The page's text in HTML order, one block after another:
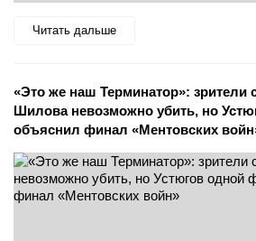
Читать дальше
«Это же наш Терминатор»: зрители
Шилова невозможно убить, но
объяснил финал «Ментовских